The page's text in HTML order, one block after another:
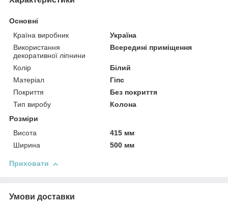
Основні
Країна виробник
Україна
Використання
декоративної ліпнини
Всередині приміщення
Колір
Білий
Матеріал
Гіпс
Покриття
Без покриття
Тип виробу
Колона
Розміри
Висота
415 мм
Ширина
500 мм
Приховати
Умови доставки